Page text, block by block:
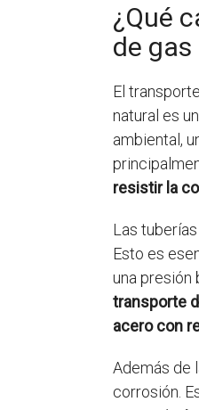
¿Qué
de
El
natural es
ambiental,
resistir la
Las
Esto es
una presión
transporte
acero con
Además de
corrosión.